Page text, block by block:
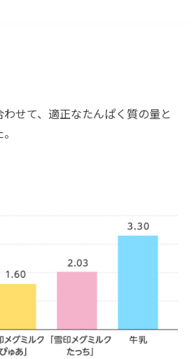
せて、適正なたんぱく質の量と